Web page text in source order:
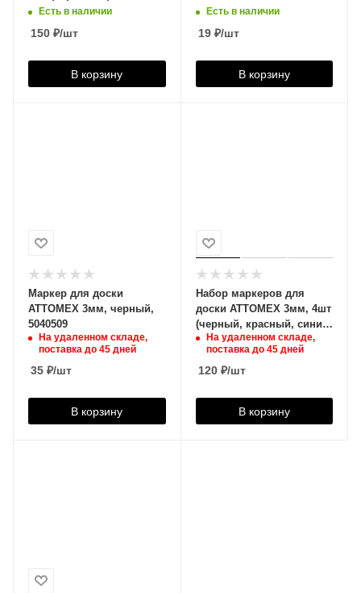
синий, зеленый), 288142
Есть в наличии
150 ₽/шт
В корзину
Есть в наличии
19₽/шт
В корзину
Маркер для доски
ATTOMEX 3мм, черный,
5040509
На удаленном складе,
поставка до 45 дней
35 ₽/шт
В корзину
Набор маркеров для
доски ATTOMEX 3мм, 4шт
(черный, красный, синий,
зеленый), 5040510
На удаленном складе,
поставка до 45 дней
120₽/шт
В корзину